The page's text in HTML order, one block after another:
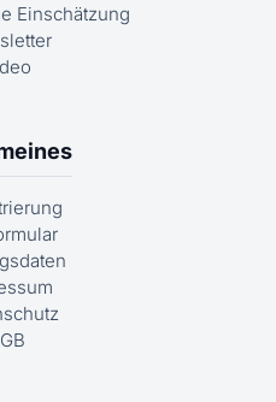
Einschätzung